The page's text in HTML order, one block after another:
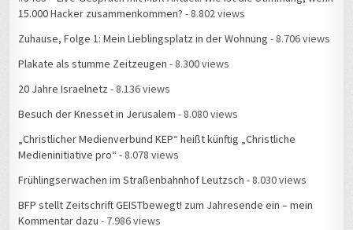
15.000 Hacker zusammenkommen? - 8.802 views
Zuhause, Folge 1: Mein Lieblingsplatz in der Wohnung - 8.706 views
Plakate als stumme Zeitzeugen - 8.300 views
20 Jahre Israelnetz - 8.136 views
Besuch der Knesset in Jerusalem - 8.080 views
„Christlicher Medienverbund KEP“ heißt künftig „Christliche
Medieninitiative pro“ - 8.078 views
Frühlingserwachen im Straßenbahnhof Leutzsch - 8.030 views
BFP stellt Zeitschrift GEISTbewegt! zum Jahresende ein – mein
Kommentar dazu - 7.986 views